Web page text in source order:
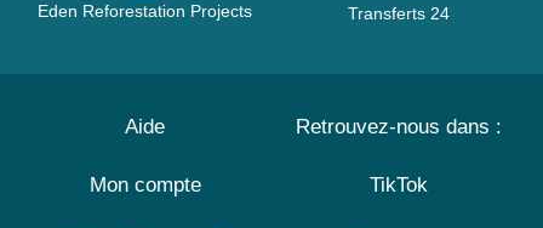
Eden Reforestation Projects
Transferts 24
Aide
Mon compte
Retrouvez-nous dans :
TikTok